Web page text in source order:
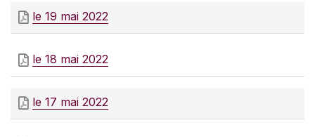
le 19 mai 2022
le 18 mai 2022
le 17 mai 2022